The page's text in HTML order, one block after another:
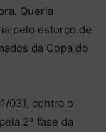
Queria
pelo esforço de
da Copa do
03), contra o
2ª fase da